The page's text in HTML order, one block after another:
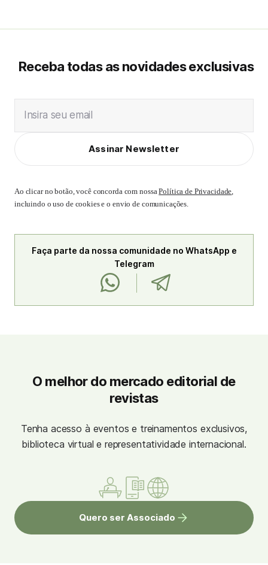
Receba todas as novidades exclusivas
Insira seu email
Assinar Newsletter
Ao clicar no botão, você concorda com nossaPolítica de Privacidade,
incluindo o uso de cookies e o envio de comunicações.
Faça parte da nossa comunidade no WhatsApp e
Telegram
O melhor do mercado editorial de
revistas
Tenha acesso à eventos e treinamentos exclusivos,
biblioteca virtual e representatividade internacional.
Quero ser Associado